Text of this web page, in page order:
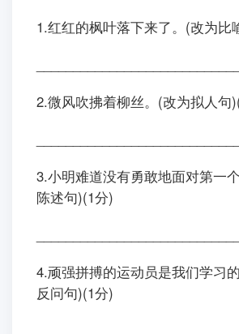
1.红红的枫叶落下来了。(改为
2.微风吹拂着柳丝。(改为拟人
3.小明难道没有勇敢地面对第一
陈述句)(1分)
4.顽强拼搏的运动员是我们学习
反问句)(1分)